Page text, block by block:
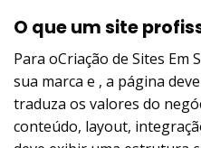
O que um site
Para oCriação de Sites Em
sua marca e , a página
traduza os valores do
conteúdo, layout,